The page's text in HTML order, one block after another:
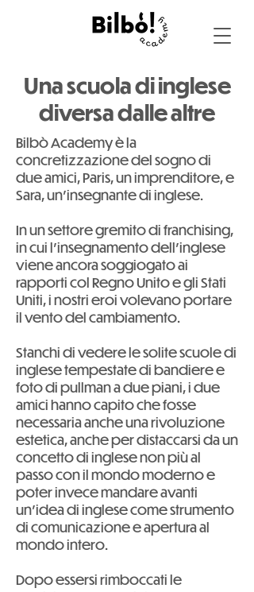
Una scuola di inglese
diversa dalle altre
Bilbò Academy è la
concretizzazione del sogno di
due amici, Paris, un imprenditore, e
Sara, un'insegnante di inglese.
In un settore gremito di franchising,
in cui l'insegnamento dell'inglese
viene ancora soggiogato ai
rapporti col Regno Unito e gli Stati
Uniti, i nostri eroi volevano portare
il vento del cambiamento.
Stanchi di vedere le solite scuole di
inglese tempestate di bandiere e
foto di pullman a due piani, i due
amici hanno capito che fosse
necessaria anche una rivoluzione
estetica, anche per distaccarsi da un
concetto di inglese non più al
passo con il mondo moderno e
poter invece mandare avanti
un'idea di inglese come strumento
di comunicazione e apertura al
mondo intero.
Dopo essersi rimboccati le